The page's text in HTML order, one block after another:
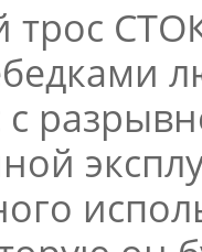
трос
с